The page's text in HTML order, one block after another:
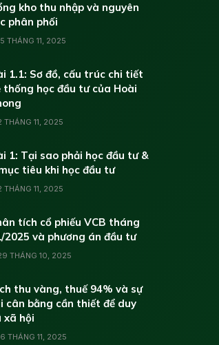
kho thu nhập và nguyên
phân phối
THÁNG 11, 2025
1.1: Sơ đồ, cấu trúc chi tiết
thống học đầu tư của Hoài
THÁNG 11, 2025
1: Tại sao phải học đầu tư &
tiêu khi học đầu tư
THÁNG 11, 2025
tích cổ phiếu VCB tháng
2025 và phương án đầu tư
THÁNG 10, 2025
thu vàng, thuế 94% và sự
cân bằng cần thiết để duy
xã hội
THÁNG 11, 2025